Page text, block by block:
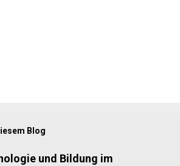
Blog
und Bildung im